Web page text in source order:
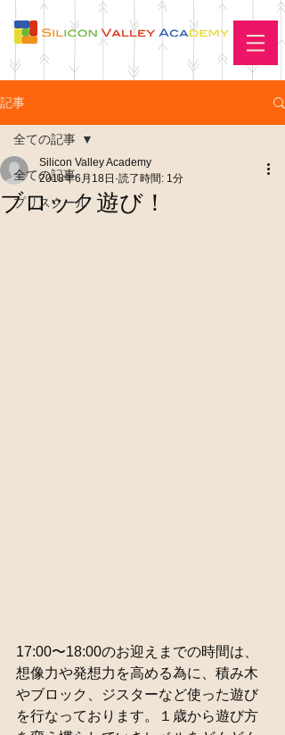
記事
全ての記事
プリスクール
全ての記事
ブロック遊び！
Silicon Valley Academy
2018年6月18日 読了時間: 1分
17:00〜18:00のお迎えまでの時間は、
想像力や発想力を高める為に、積み木
やブロック、ジスターなど使った遊び
を行なっております。１歳から遊び方